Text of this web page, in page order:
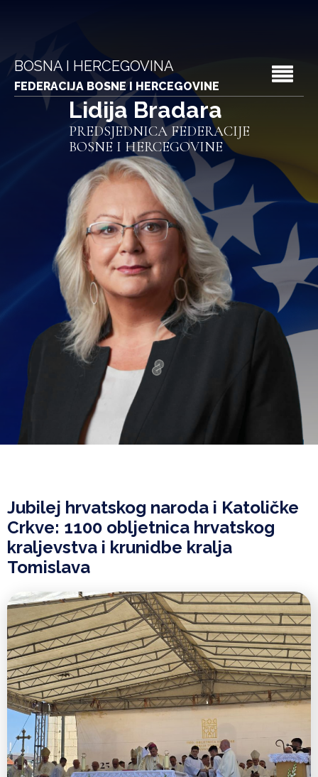
BOSNA I HERCEGOVINA
FEDERACIJA BOSNE I HERCEGOVINE
Lidija Bradara
PREDSJEDNICA FEDERACIJE
BOSNE I HERCEGOVINE
Jubilej hrvatskog naroda i Katoličke
Crkve: 1100 obljetnica hrvatskog
kraljevstva i krunidbe kralja
Tomislava